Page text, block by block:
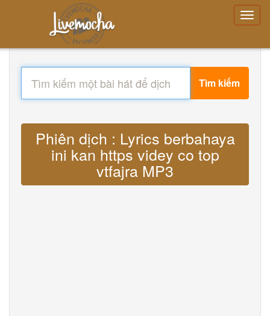
Tìm kiếm
Phiên dịch : Lyrics berbahaya
ini kan https videy co top
vtfajra MP3